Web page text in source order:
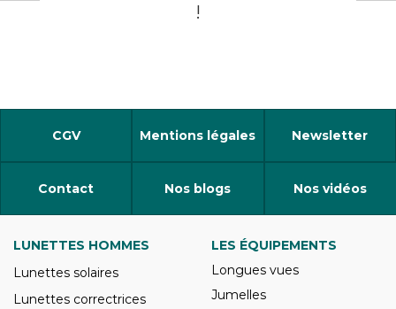
!
CGV Mentions légales Newsletter
Contact Nos blogs Nos vidéos
LUNETTES HOMMES
Lunettes solaires
Lunettes correctrices
LES ÉQUIPEMENTS
Longues vues
Jumelles